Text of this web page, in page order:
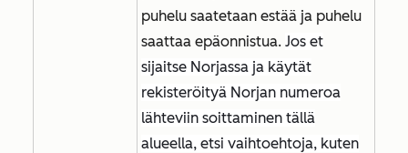
puhelu saatetaan estää ja puhelu
saattaa epäonnistua. Jos et
sijaitse Norjassa ja käytät
rekisteröityä Norjan numeroa
lähteviin soittaminen tällä
alueella, etsi vaihtoehtoja, kuten